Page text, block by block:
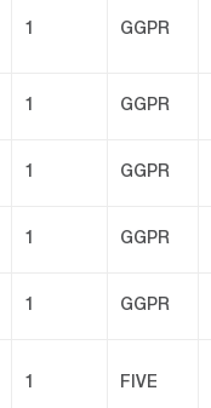
1 GGPR
1 GGPR
1 GGPR
1 GGPR
1 GGPR
1 FIVE